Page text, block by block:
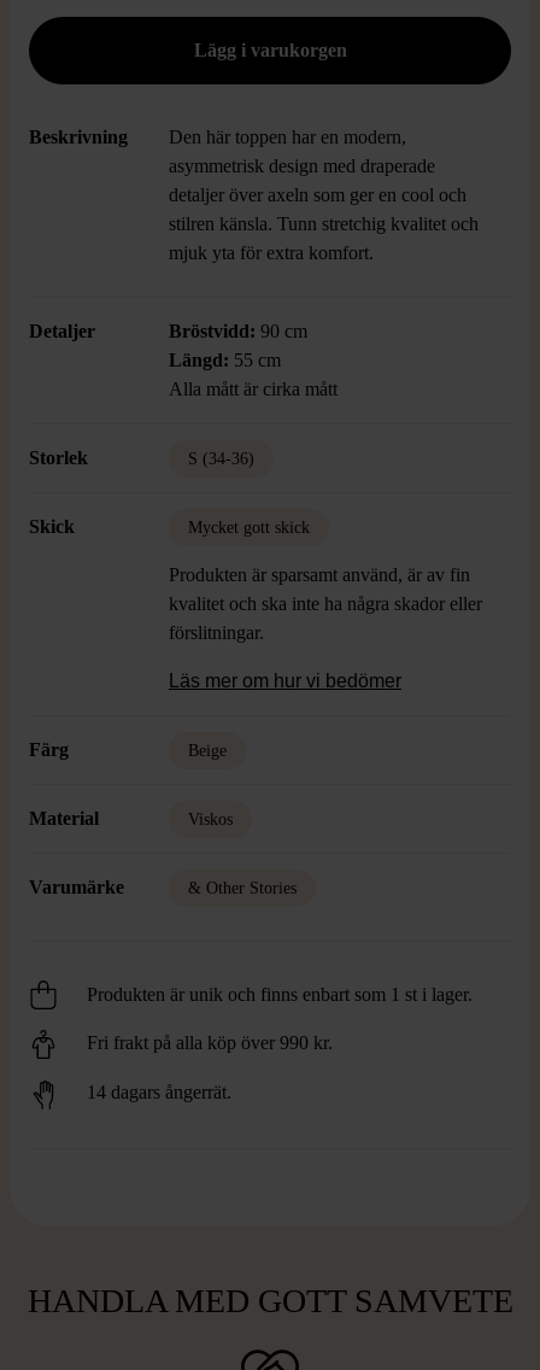
Beskrivning
Den här toppen har en modern,
asymmetrisk design med draperade
detaljer över axeln som ger en cool och
stilren känsla. Tunn stretchig kvalitet och
mjuk yta för extra komfort.
Detaljer Bröstvidd: 90 cm
Längd: 55 cm
Alla mått är cirka mått
Storlek S (34-36)
Skick Mycket gott skick
Produkten är sparsamt använd, är av fin
kvalitet och ska inte ha några skador eller
förslitningar.
Läs mer om hur vi bedömer
Färg Beige
Material Viskos
Varumärke & Other Stories
Produkten är unik och finns enbart som 1 st i lager.
Fri frakt på alla köp över 990 kr.
14 dagars ångerrät.
HANDLA MED GOTT SAMVETE